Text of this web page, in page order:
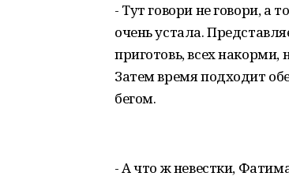
- Тут говори не говори, а
очень устала.
приготовь, всех
Затем время подходит
бегом.
- А что ж невестки,